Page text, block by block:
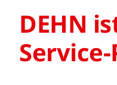
DEHN